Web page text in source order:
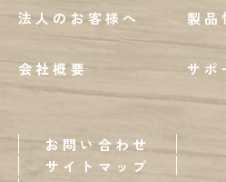
法人のお客様へ
会社概要
製品
サポ
お問い合わせ
サイトマップ